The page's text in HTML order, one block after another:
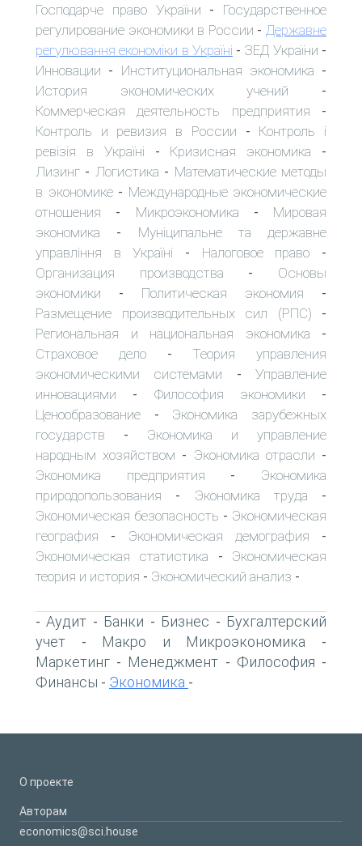
Господарче право України - Государственное
регулирование экономики в России - Державне
регулювання економіки в Україні - ЗЕД України -
Инновации - Институциональная экономика -
История экономических учений -
Коммерческая деятельность предприятия -
Контроль и ревизия в России - Контроль і
ревізія в Україні - Кризисная экономика -
Лизинг - Логистика - Математические методы
в экономике - Международные экономические
отношения - Микроэкономика - Мировая
экономика - Муніципальне та державне
управління в Україні - Налоговое право -
Организация производства - Основы
экономики - Политическая экономия -
Размещение производительных сил (РПС) -
Региональная и национальная экономика -
Страховое дело- Теория управления
экономическими системами -Управление
инновациями - Философия экономики -
Ценообразование - Экономика зарубежных
государств - Экономика и управление
народным хозяйством - Экономика отрасли -
Экономика предприятия - Экономика
природопользования - Экономика труда -
Экономическая безопасность - Экономическая
география - Экономическая демография -
Экономическая статистика - Экономическая
теория и история - Экономический анализ -
-Аудит - Банки - Бизнес - Бухгалтерский
учет - Макро и Микроэкономика -
Маркетинг - Менеджмент - Философия -
Финансы - Экономика -
О проекте
Авторам
economics@sci.house